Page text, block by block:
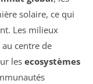
solaire, ce qui
Les milieux
centre de
les ecosystèmes